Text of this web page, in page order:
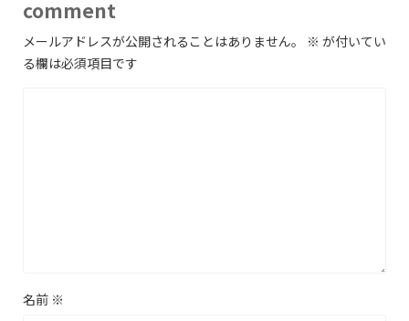
comment
メールアドレスが公開されることはありません。 ※ が付いてい
る欄は必須項目です
名前 ※